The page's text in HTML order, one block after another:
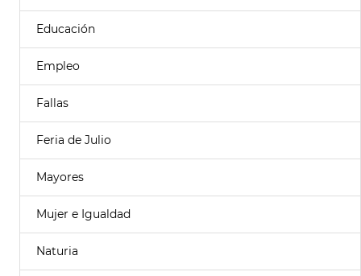
Educación
Empleo
Fallas
Feria de Julio
Mayores
Mujer e Igualdad
Naturia